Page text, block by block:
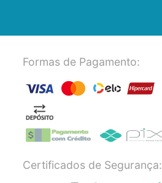
Formas de Pagamento:
Certificados de Segurança: